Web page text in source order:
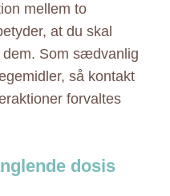
mellem to
at du skal
Som sædvanlig
så kontakt
forvaltes
dosis